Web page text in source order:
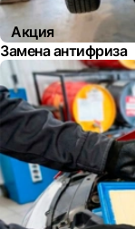
Акция
Замена антифриза